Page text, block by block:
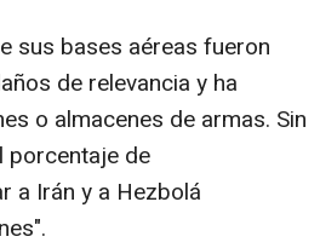
sus bases aéreas fueron
de relevancia y ha
o almacenes de armas. Sin
porcentaje de
a Irán y a Hezbolá